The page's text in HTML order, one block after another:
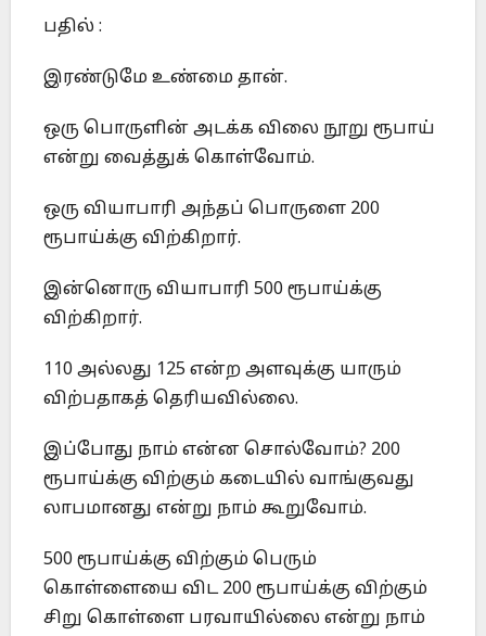
பதில் :
இரண்டுமே உண்மை தான்.
ஒரு பொருளின் அடக்க விலை நூறு ரூபாய்
என்று வைத்துக் கொள்வோம்.
ஒரு வியாபாரி அந்தப் பொருளை 200
ரூபாய்க்கு விற்கிறார்.
இன்னொரு வியாபாரி 500 ரூபாய்க்கு
விற்கிறார்.
110 அல்லது 125 என்ற அளவுக்கு யாரும்
விற்பதாகத் தெரியவில்லை.
இப்போது நாம் என்ன சொல்வோம்? 200
ரூபாய்க்கு விற்கும் கடையில் வாங்குவது
லாபமானது என்று நாம் கூறுவோம்.
500 ரூபாய்க்கு விற்கும் பெரும்
கொள்ளையை விட 200 ரூபாய்க்கு விற்கும்
சிறு கொள்ளை பரவாயில்லை என்று நாம்